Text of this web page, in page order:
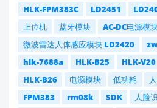
HLK-FPM383C
LD2451
上位机
蓝牙模块 AC-DC电源模
微波雷达人体感应模块 LD2420
hlk-7688a
HLK-B25 HLK-V20
HLK-B26
电源模块 低功耗
FPM383
rm08k SDK
人脸